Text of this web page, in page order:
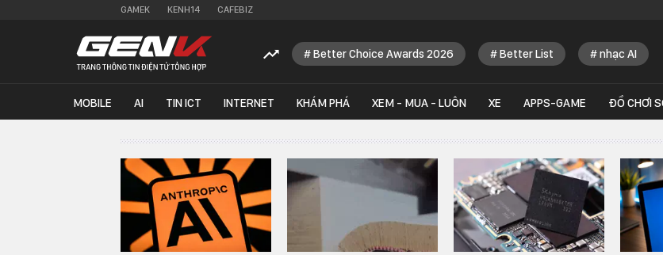
GAMEK KENH14 CAFEBIZ
Better Choice Awards 2026 Better List nhạc AI
MOBILE AI TIN ICT INTERNET KHÁM PHÁ XEM - MUA - LUÔN XE APPS-GAME ĐỒ CHƠI